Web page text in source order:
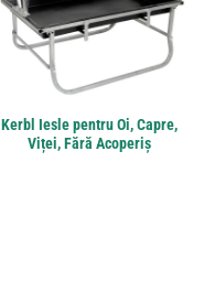
Kerbl Iesle pentru Oi, Capre,
Viței, Fără Acoperiș